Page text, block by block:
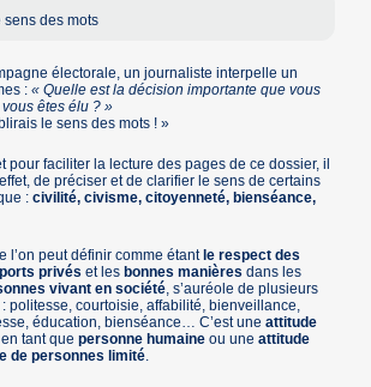
sens des mots
électorale, un journaliste interpelle un
:« Quelle est la décision importante que vous
êtes élu ? »
le sens des mots ! »
pour faciliter la lecture des pages de ce dossier, il
de préciser et de clarifier le sens de certains
:civilité, civisme, citoyenneté, bienséance,
l’on peut définir comme étant le respect des
privéset les bonnes manièresdans les
vivant en société, s’auréole de plusieurs
politesse, courtoisie, affabilité, bienveillance,
éducation, bienséance… C’est uneattitude
en tant quepersonne humaineou uneattitude
de personnes limité.